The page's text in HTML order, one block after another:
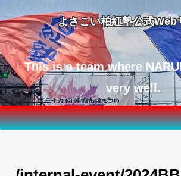
よさこい柏紅塾公式Web
This is a team where
very well.